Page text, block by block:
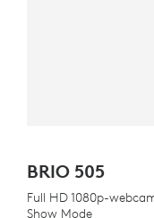
BRIO 505
Full HD 1080p-
Show Mode